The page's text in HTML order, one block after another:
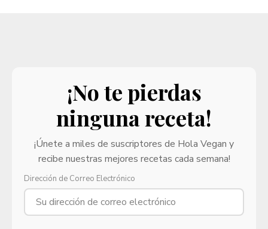
¡No te pierdas
ninguna receta!
¡Únete a miles de suscriptores de Hola Vegan y
recibe nuestras mejores recetas cada semana!
Dirección de Correo Electrónico